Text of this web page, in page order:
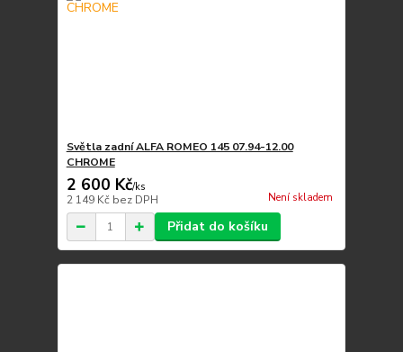
Světla zadní ALFA ROMEO 145 07.94-12.00
CHROME
2 600 Kč/ks
2 149 Kč bez DPH Není skladem
Přidat do košíku